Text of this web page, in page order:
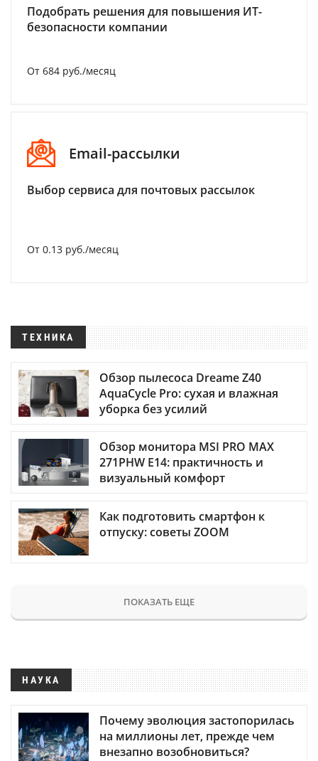
Подобрать решения для повышения ИТ-
безопасности компании
От 684 руб./месяц
Email-рассылки
Выбор сервиса для почтовых рассылок
От 0.13 руб./месяц
ТЕХНИКА
Обзор пылесоса Dreame Z40
AquaCycle Pro: сухая и влажная
уборка без усилий
Обзор монитора MSI PRO MAX
271PHW E14: практичность и
визуальный комфорт
Как подготовить смартфон к
отпуску: советы ZOOM
ПОКАЗАТЬ ЕЩЕ
НАУКА
Почему эволюция застопорилась
на миллионы лет, прежде чем
внезапно возобновиться?